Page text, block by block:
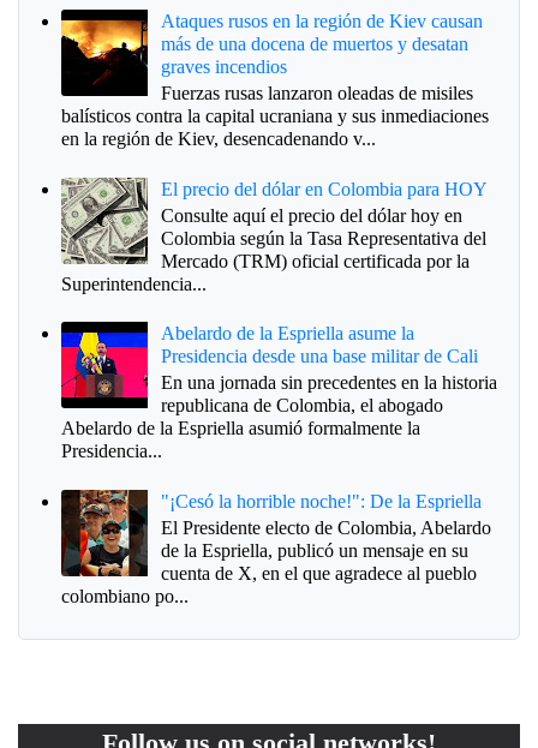
Ataques rusos en la región de Kiev causan
más de una docena de muertos y desatan
graves incendios
Fuerzas rusas lanzaron oleadas de misiles
balísticos contra la capital ucraniana y sus inmediaciones
en la región de Kiev, desencadenando v...
El precio del dólar en Colombia para HOY
Consulte aquí el precio del dólar hoy en
Colombia según la Tasa Representativa del
Mercado (TRM) oficial certificada por la
Superintendencia...
Abelardo de la Espriella asume la
Presidencia desde una base militar de Cali
En una jornada sin precedentes en la historia
republicana de Colombia, el abogado
Abelardo de la Espriella asumió formalmente la
Presidencia...
"¡Cesó la horrible noche!": De la Espriella
El Presidente electo de Colombia, Abelardo
de la Espriella, publicó un mensaje en su
cuenta de X, en el que agradece al pueblo
colombiano po...